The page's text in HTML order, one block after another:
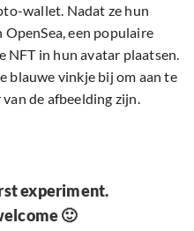
wallet. Nadat ze hun
OpenSea, een populaire
NFT in hun avatar plaatsen.
blauwe vinkje bij om aan te
de afbeelding zijn.
experiment.
🙂